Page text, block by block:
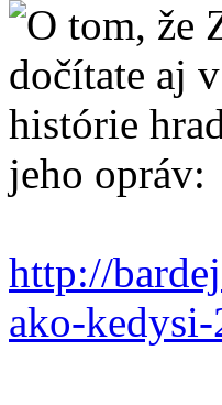
O tom, že
dočítate aj
histórie
jeho opráv:
http://
ako-